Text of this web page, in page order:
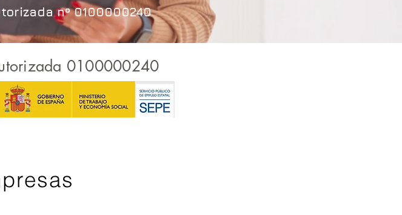
nº 0100000240
0100000240